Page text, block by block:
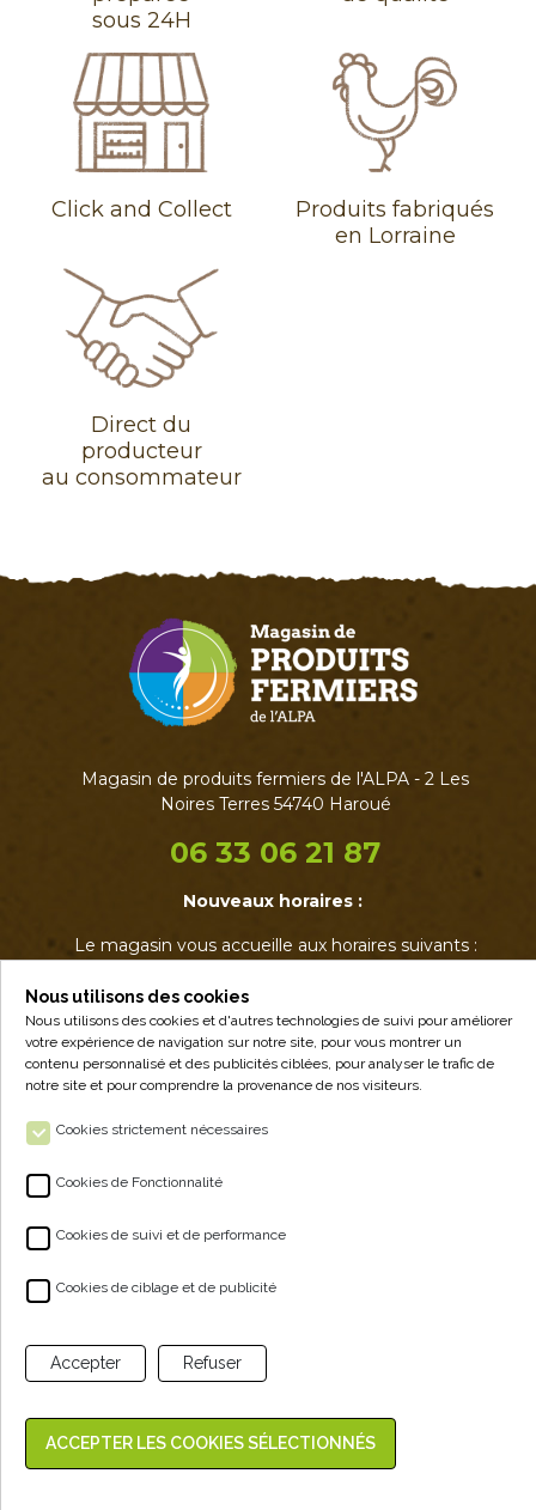
sous 24H
Click and Collect
Produits fabriqués
en Lorraine
Direct du
producteur
au consommateur
Magasin de produits fermiers de l'ALPA - 2 Les
Noires Terres 54740 Haroué
06 33 06 21 87
Nouveaux horaires :
Le magasin vous accueille aux horaires suivants :
• Jeudi : 17h - 19h
• Vendredi : 14h - 19h
• Samedi : 9h - 12h30
ALPA - VENTE À LA FERME
ESPACE CLIENT
Nous utilisons des cookies
Nous utilisons des cookies et d'autres technologies de suivi pour améliorer
votre expérience de navigation sur notre site, pour vous montrer un
contenu personnalisé et des publicités ciblées, pour analyser le trafic de
notre site et pour comprendre la provenance de nos visiteurs.
Cookies strictement nécessaires
Cookies de Fonctionnalité
Cookies de suivi et de performance
Cookies de ciblage et de publicité
Accepter Refuser